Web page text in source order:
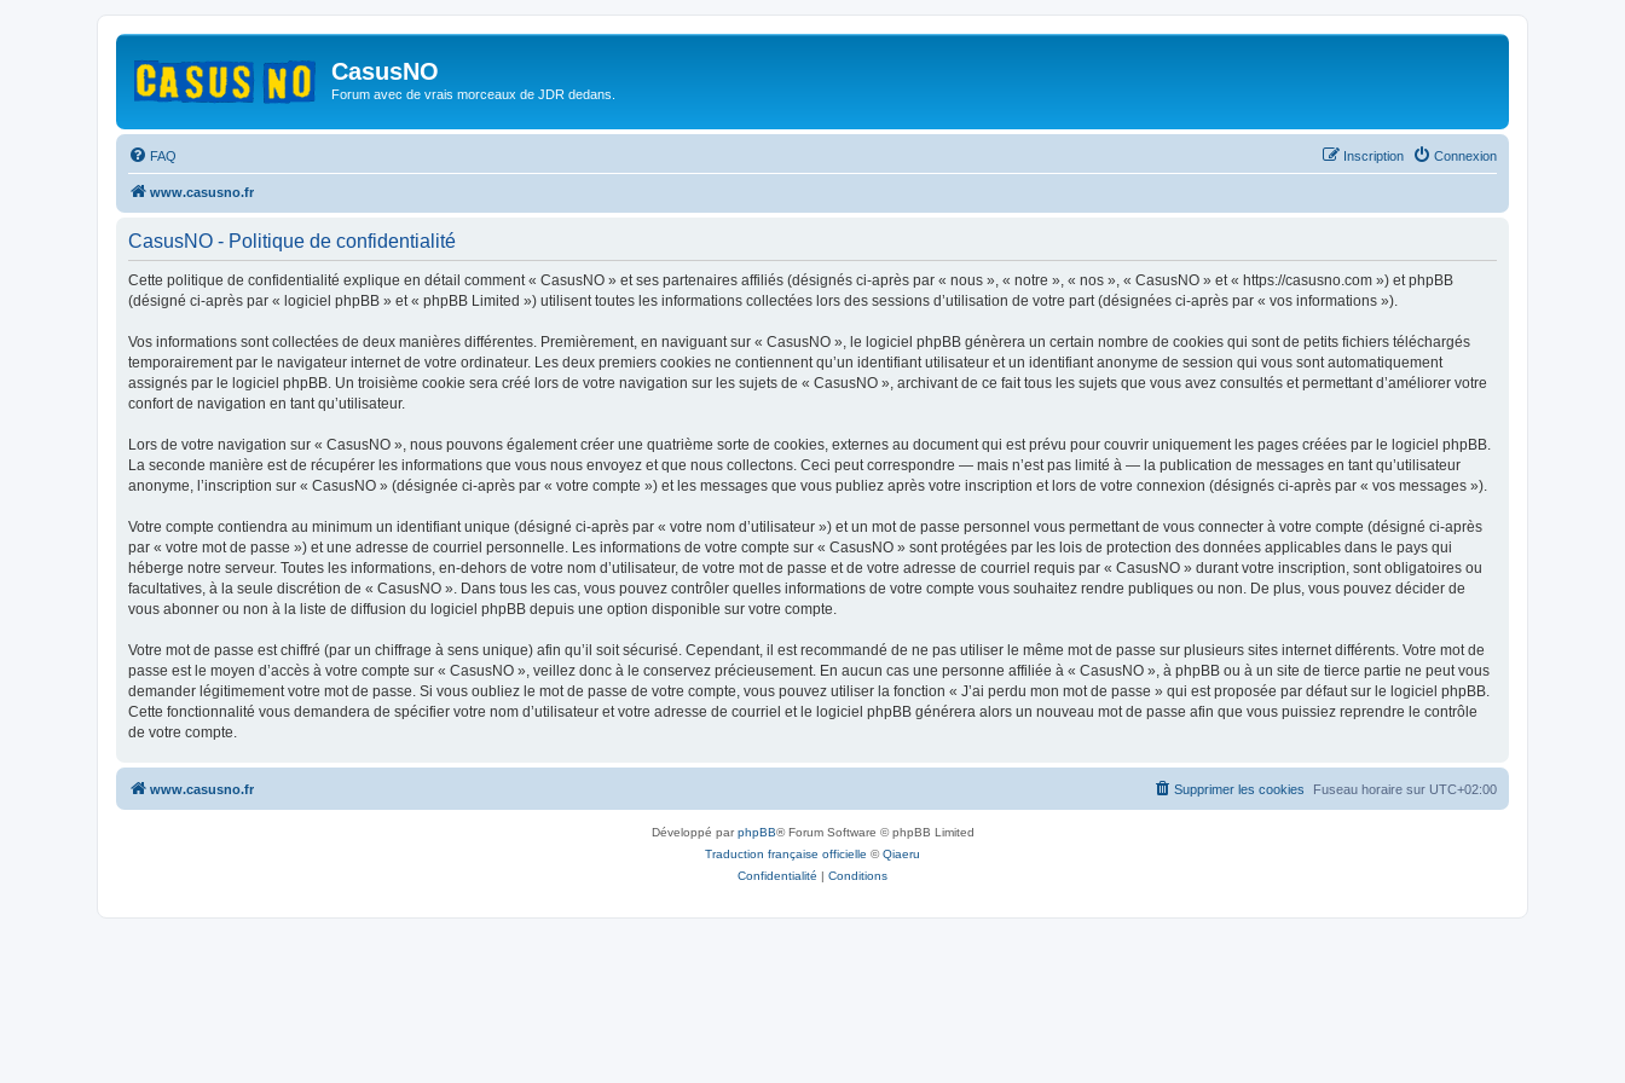
CasusNO
Forum avec de vrais morceaux de JDR dedans.
FAQ Connexion
Inscription
www.casusno.fr
CasusNO - Politique de confidentialité
Cette politique de confidentialité explique en détail comment « CasusNO » et ses partenaires affiliés (désignés ci-après par « nous », « notre », « nos », « CasusNO » et « https://casusno.com ») et phpBB
(désigné ci-après par « logiciel phpBB » et « phpBB Limited ») utilisent toutes les informations collectées lors des sessions d’utilisation de votre part (désignées ci-après par « vos informations »).
Vos informations sont collectées de deux manières différentes. Premièrement, en naviguant sur « CasusNO », le logiciel phpBB génèrera un certain nombre de cookies qui sont de petits fichiers téléchargés
temporairement par le navigateur internet de votre ordinateur. Les deux premiers cookies ne contiennent qu’un identifiant utilisateur et un identifiant anonyme de session qui vous sont automatiquement
assignés par le logiciel phpBB. Un troisième cookie sera créé lors de votre navigation sur les sujets de « CasusNO », archivant de ce fait tous les sujets que vous avez consultés et permettant d’améliorer votre
confort de navigation en tant qu’utilisateur.
Lors de votre navigation sur « CasusNO », nous pouvons également créer une quatrième sorte de cookies, externes au document qui est prévu pour couvrir uniquement les pages créées par le logiciel phpBB.
La seconde manière est de récupérer les informations que vous nous envoyez et que nous collectons. Ceci peut correspondre — mais n’est pas limité à — la publication de messages en tant qu’utilisateur
anonyme, l’inscription sur « CasusNO » (désignée ci-après par « votre compte ») et les messages que vous publiez après votre inscription et lors de votre connexion (désignés ci-après par « vos messages »).
Votre compte contiendra au minimum un identifiant unique (désigné ci-après par « votre nom d’utilisateur ») et un mot de passe personnel vous permettant de vous connecter à votre compte (désigné ci-après
par « votre mot de passe ») et une adresse de courriel personnelle. Les informations de votre compte sur « CasusNO » sont protégées par les lois de protection des données applicables dans le pays qui
héberge notre serveur. Toutes les informations, en-dehors de votre nom d’utilisateur, de votre mot de passe et de votre adresse de courriel requis par « CasusNO » durant votre inscription, sont obligatoires ou
facultatives, à la seule discrétion de « CasusNO ». Dans tous les cas, vous pouvez contrôler quelles informations de votre compte vous souhaitez rendre publiques ou non. De plus, vous pouvez décider de
vous abonner ou non à la liste de diffusion du logiciel phpBB depuis une option disponible sur votre compte.
Votre mot de passe est chiffré (par un chiffrage à sens unique) afin qu’il soit sécurisé. Cependant, il est recommandé de ne pas utiliser le même mot de passe sur plusieurs sites internet différents. Votre mot de
passe est le moyen d’accès à votre compte sur « CasusNO », veillez donc à le conservez précieusement. En aucun cas une personne affiliée à « CasusNO », à phpBB ou à un site de tierce partie ne peut vous
demander légitimement votre mot de passe. Si vous oubliez le mot de passe de votre compte, vous pouvez utiliser la fonction « J’ai perdu mon mot de passe » qui est proposée par défaut sur le logiciel phpBB.
Cette fonctionnalité vous demandera de spécifier votre nom d’utilisateur et votre adresse de courriel et le logiciel phpBB générera alors un nouveau mot de passe afin que vous puissiez reprendre le contrôle
de votre compte.
www.casusno.fr Fuseau horaire sur UTC+02:00
Supprimer les cookies
Développé parphpBB® Forum Software © phpBB Limited
Traduction française officielle ©Qiaeru
Confidentialité | Conditions